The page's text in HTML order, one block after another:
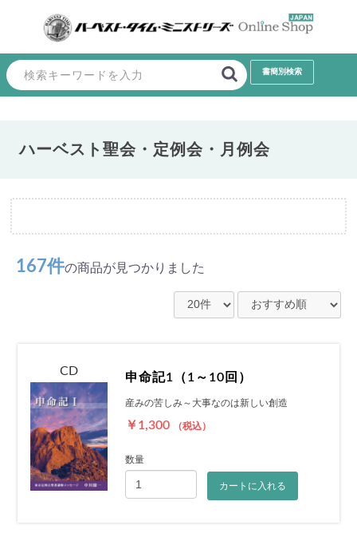
ハーベスト聖会・定例会・月例会
167件の商品が見つかりました
CD 申命記1（1～10回）
産みの苦しみ～大事なのは新しい創造
￥1,300 （税込）
数量
カートに入れる